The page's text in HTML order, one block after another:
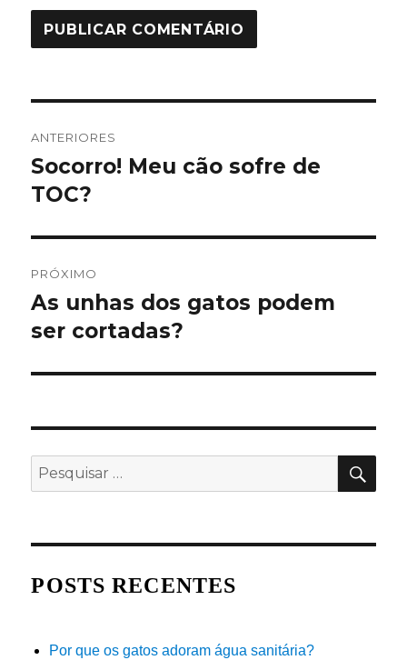
de
Post
ANTERIORES
Post
anterior:
Socorro! Meu cão sofre de
TOC?
PRÓXIMO
Próximo
post:
As unhas dos gatos podem
ser cortadas?
Pesquisar
por:
POSTS RECENTES
Por que os gatos adoram água sanitária?